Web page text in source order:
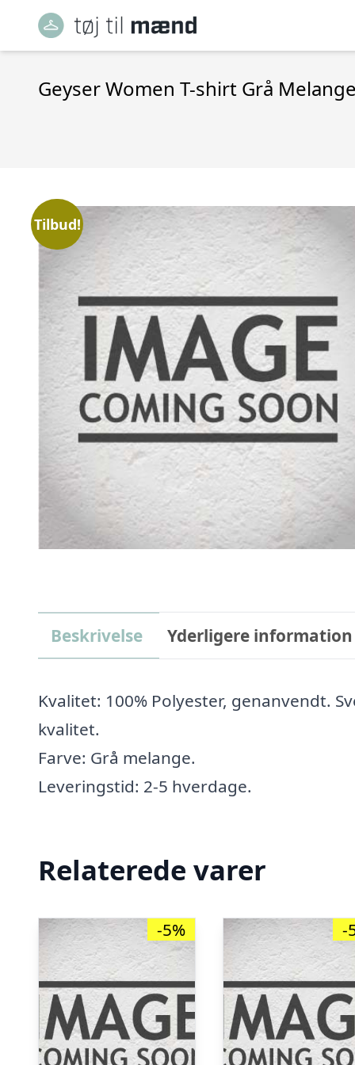
Geyser Women T-shirt Grå
Tilbud!
Beskrivelse Yderligere information
Kvalitet: 100% Polyester, genanvendt.
kvalitet.
Farve: Grå melange.
Leveringstid: 2-5 hverdage.
Relaterede varer
-5% -